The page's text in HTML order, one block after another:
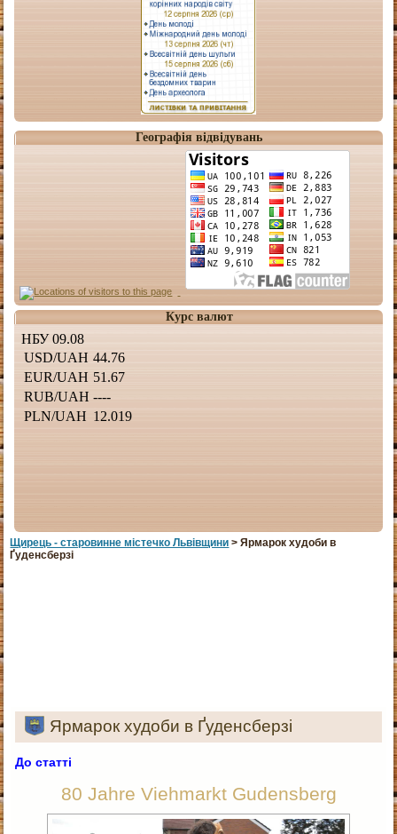
Географія відвідувань
Курс валют
Щирець - старовинне мiстечко Львiвщини > Ярмарок худоби в
Ґуденсберзі
Ярмарок худоби в Ґуденсберзі
До статті
80 Jahre Viehmarkt Gudensberg